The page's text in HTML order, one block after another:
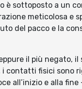
è sottoposto a un
meticolosa e
del pacco e la
il più negato,
contatti fisici sono
all’inizio e alla